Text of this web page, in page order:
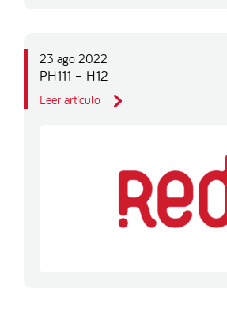
23 ago 2022
PH111 – H12
Leer artículo